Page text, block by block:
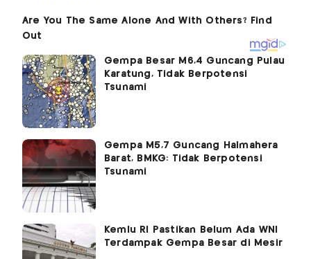
Gempa Besar M6,4 Guncang Pulau
Karatung, Tidak Berpotensi
Tsunami
Gempa M5,7 Guncang Halmahera
Barat, BMKG: Tidak Berpotensi
Tsunami
Kemlu RI Pastikan Belum Ada WNI
Terdampak Gempa Besar di Mesir